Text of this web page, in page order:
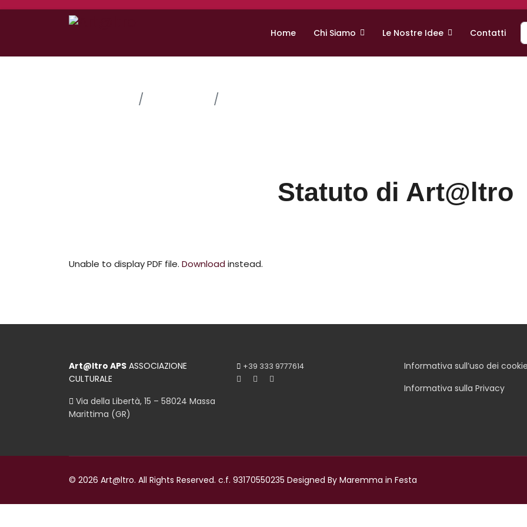
Home Chi Siamo Le Nostre Idee Contatti
Statuto di Art@ltro
Unable to display PDF file. Download instead.
Art@ltro APS ASSOCIAZIONE
CULTURALE
Via della Libertà, 15 – 58024 Massa
Marittima (GR)
+39 333 9777614
Informativa sull’uso dei
Informativa sulla Privacy
© 2026 Art@ltro. All Rights Reserved. c.f. 93170550235 Designed By Maremma in Festa